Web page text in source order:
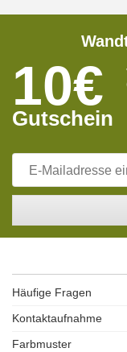
10€
Gutschein
Häufige Fragen
Kontaktaufnahme
Farbmuster